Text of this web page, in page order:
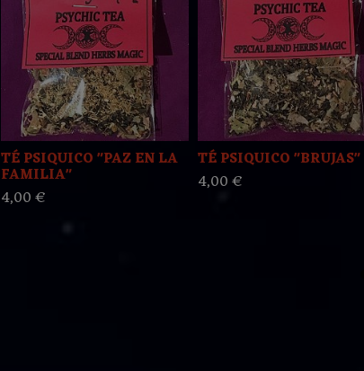
TÉ PSIQUICO "PAZ EN LA
FAMILIA"
4,00 €
TÉ PSIQUICO "BRUJAS"
4,00 €